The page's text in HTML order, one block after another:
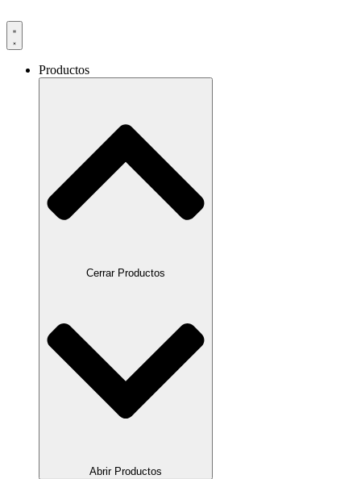
Productos
Cerrar Productos
Abrir Productos